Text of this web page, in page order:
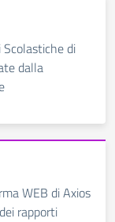
di
dalla
WEB di Axios
rapporti